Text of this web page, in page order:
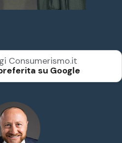
Consumerismo.it
su Google